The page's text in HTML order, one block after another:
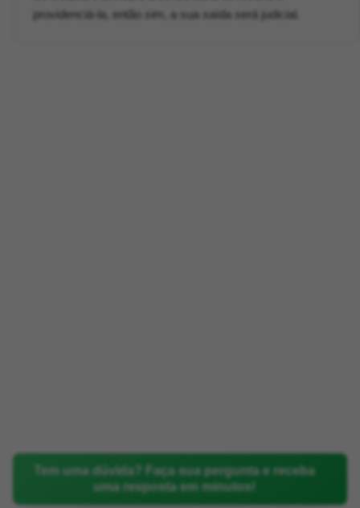
providenciá-la, então sim, a sua saída será judicial.
Tem uma dúvida? Faça sua pergunta e receba
uma resposta em minutos!